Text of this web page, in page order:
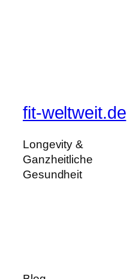
fit-weltweit.de
Longevity &
Ganzheitliche
Gesundheit